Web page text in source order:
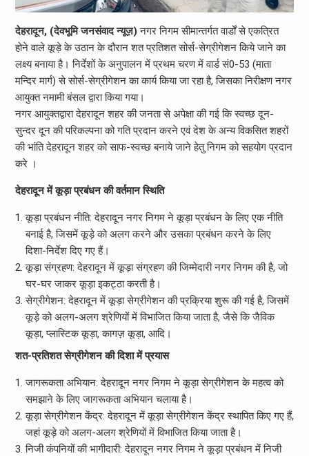
देहरादून, (देवभूमि जनसंवाद न्यूज़)नगर निगम सीमान्तर्गत वार्डों से एकत्रित
होने वाले कूड़े के उठान के दौरान शत प्रतिशत सोर्स-सेग्रीगेशन किये जाने का
लक्ष्य बनाया है। निर्देशों के अनुपालन में प्रथम चरण में वार्ड सं0-53 (माता
मन्दिर मार्ग) से सोर्स-सेग्रीगेशन का कार्य किया जा रहा है, जिसका निरीक्षण नगर
आयुक्त नमामी बंसल द्वारा किया गया।
नगर आयुक्तद्वारा देहरादून शहर की जनता से अपेक्षा की गई कि स्वच्छ दून-
सुन्दर दून की परिकल्पना को गति प्रदान करने एवं देश के अन्य विकसित शहरों
की भांति देहरादून शहर को साफ-स्वच्छ बनाये जाने हेतु निगम को सहयोग प्रदान
करे ।
देहरादून में कूड़ा प्रबंधन की वर्तमान स्थिति
कूड़ा प्रबंधन नीति: देहरादून नगर निगम ने कूड़ा प्रबंधन के लिए एक नीति
बनाई है, जिसमें कूड़े को अलग करने और उसका प्रबंधन करने के लिए
दिशा-निर्देश दिए गए हैं।
कूड़ा संग्रहण: देहरादून में कूड़ा संग्रहण की जिम्मेदारी नगर निगम की है, जो
घर-घर जाकर कूड़ा इकट्ठा करती है।
सेग्रीगेशन: देहरादून में कूड़ा सेग्रीगेशन की प्रक्रिया शुरू की गई है, जिसमें
कूड़े को अलग-अलग श्रेणियों में विभाजित किया जाता है, जैसे कि जैविक
कूड़ा, प्लास्टिक कूड़ा, कागज़ कूड़ा, आदि।
शत-प्रतिशत सेग्रीगेशन की दिशा में प्रयास
जागरूकता अभियान: देहरादून नगर निगम ने कूड़ा सेग्रीगेशन के महत्व को
समझाने के लिए जागरूकता अभियान चलाया है।
कूड़ा सेग्रीगेशन केंद्र: देहरादून में कूड़ा सेग्रीगेशन केंद्र स्थापित किए गए हैं,
जहां कूड़े को अलग-अलग श्रेणियों में विभाजित किया जाता है।
निजी कंपनियों की भागीदारी: देहरादून नगर निगम ने कूड़ा प्रबंधन में निजी